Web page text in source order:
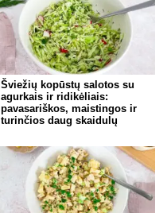
Šviežių kopūstų salotos su
agurkais ir ridikėliais:
pavasariškos, maistingos ir
turinčios daug skaidulų